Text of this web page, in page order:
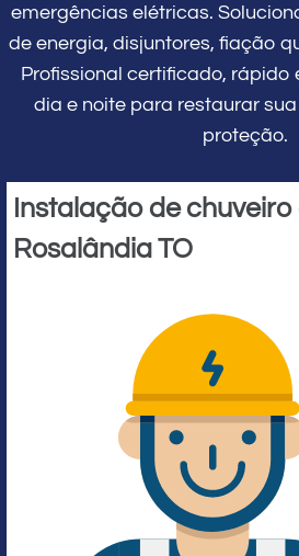
emergências elétricas.
de energia, disjuntores, fiação
Profissional certificado, rápido
dia e noite para restaurar
proteção.
Instalação de
Rosalândia TO